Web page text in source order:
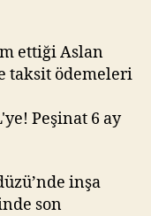
TL’ye!
Peşinat
sonra!
ettiği Aslan
taksit ödemeleri
inşa
son